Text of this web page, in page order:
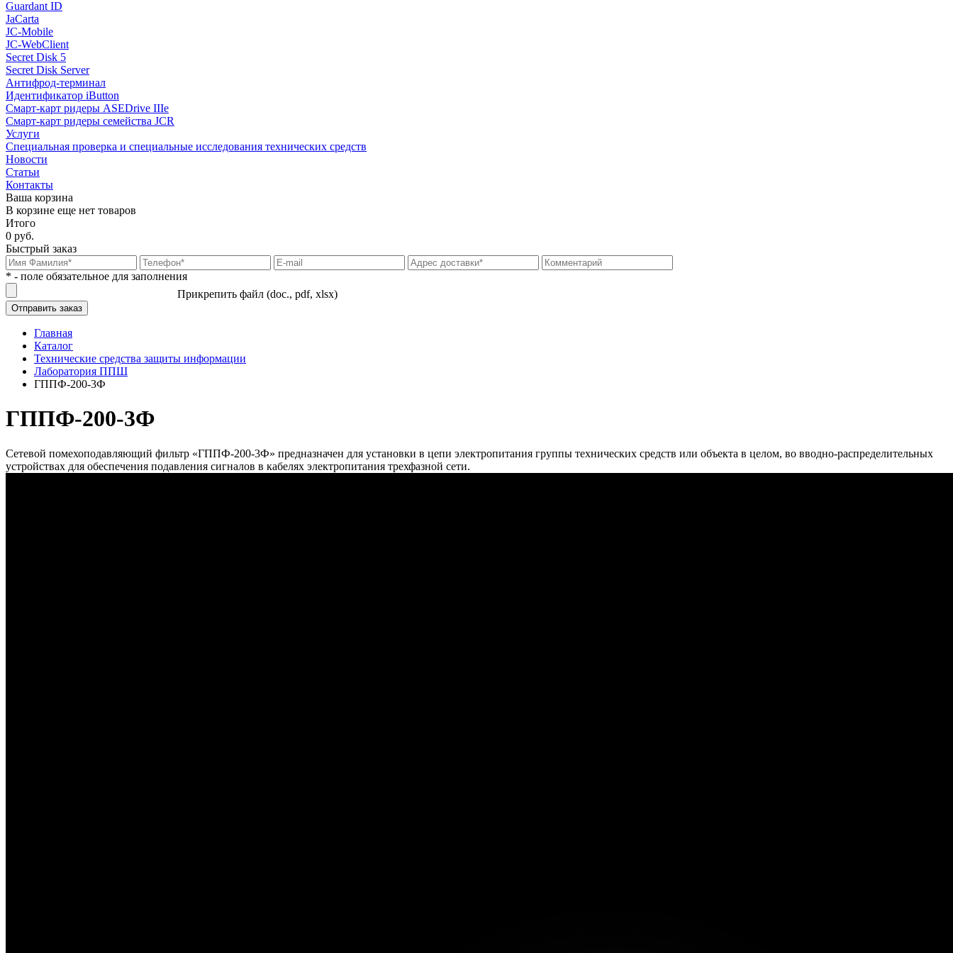
Guardant ID
JaCarta
JC-Mobile
JC-WebClient
Secret Disk 5
Secret Disk Server
Антифрод-терминал
Идентификатор iButton
Смарт-карт ридеры ASEDrive IIIe
Смарт-карт ридеры семейства JCR
Услуги
Специальная проверка и специальные исследования технических средств
Новости
Статьи
Контакты
Ваша корзина
В корзине еще нет товаров
Итого
0 руб.
Быстрый заказ
* - поле обязательное для заполнения
Прикрепить файл (doc., pdf, xlsx)
Главная
Каталог
Технические средства защиты информации
Лаборатория ППШ
ГППФ-200-3Ф
ГППФ-200-3Ф
Сетевой помехоподавляющий фильтр «ГППФ-200-3Ф» предназначен для установки в цепи электропитания группы технических средств или объекта в целом, во вводно-распределительных
устройствах для обеспечения подавления сигналов в кабелях электропитания трехфазной сети.